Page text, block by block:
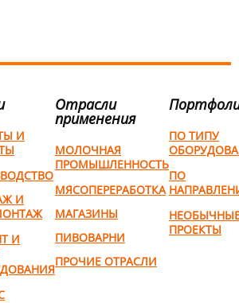
И
И
И
Отрасли
применения
МОЛОЧНАЯ
ПРОМЫШЛЕННОСТЬ
МЯСОПЕРЕРАБОТКА
МАГАЗИНЫ
ПИВОВАРНИ
ПРОЧИЕ ОТРАСЛИ
ПО ТИПУ
ПО
ПРОЕКТЫ